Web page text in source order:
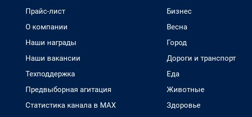
Прайс-лист
О компании
Наши награды
Наши вакансии
Техподдержка
Предвыборная агитация
Статистика канала в MAX
Бизнес
Весна
Город
Дороги и транспорт
Еда
Животные
Здоровье